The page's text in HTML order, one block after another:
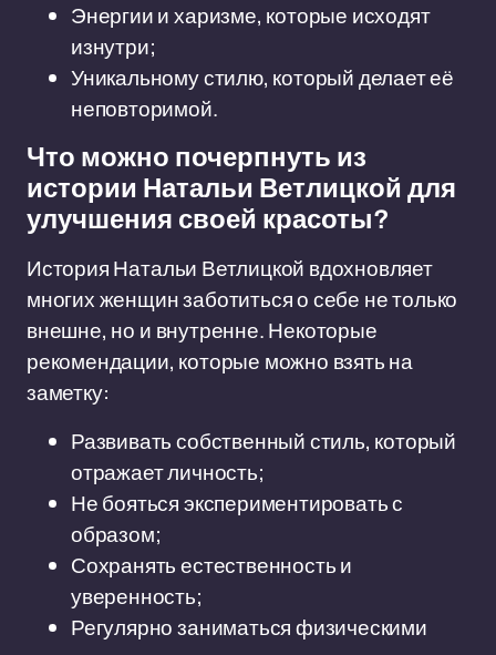
Энергии и харизме, которые исходят
изнутри;
Уникальному стилю, который делает её
неповторимой.
Что можно почерпнуть из
истории Натальи Ветлицкой для
улучшения своей красоты?
История Натальи Ветлицкой вдохновляет
многих женщин заботиться о себе не только
внешне, но и внутренне. Некоторые
рекомендации, которые можно взять на
заметку:
Развивать собственный стиль, который
отражает личность;
Не бояться экспериментировать с
образом;
Сохранять естественность и
уверенность;
Регулярно заниматься физическими